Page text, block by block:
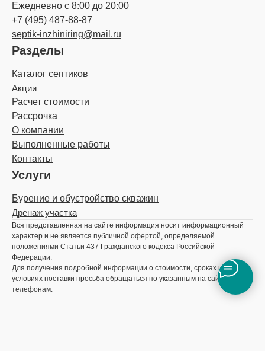
Ежедневно с 8:00 до 20:00
+7 (495) 487-88-87
septik-inzhiniring@mail.ru
Разделы
Каталог септиков
Акции
Расчет стоимости
Рассрочка
О компании
Выполненные работы
Контакты
Услуги
Бурение и обустройство скважин
Дренаж участка
Вся представленная на сайте информация носит информационный
характер и не является публичной офертой, определяемой
положениями Статьи 437 Гражданского кодекса Российской
Федерации.
Для получения подробной информации о стоимости, сроках и
условиях поставки просьба обращаться по указанным на сайте
телефонам.